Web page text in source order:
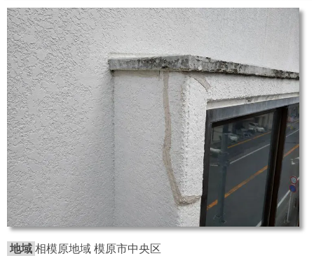
地域 相模原地域 模原市中央区